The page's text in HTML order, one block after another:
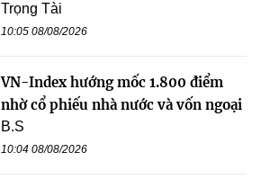
Trọng Tài
10:05 08/08/2026
VN-Index hướng mốc 1.800 điểm
nhờ cổ phiếu nhà nước và vốn ngoại
B.S
10:04 08/08/2026